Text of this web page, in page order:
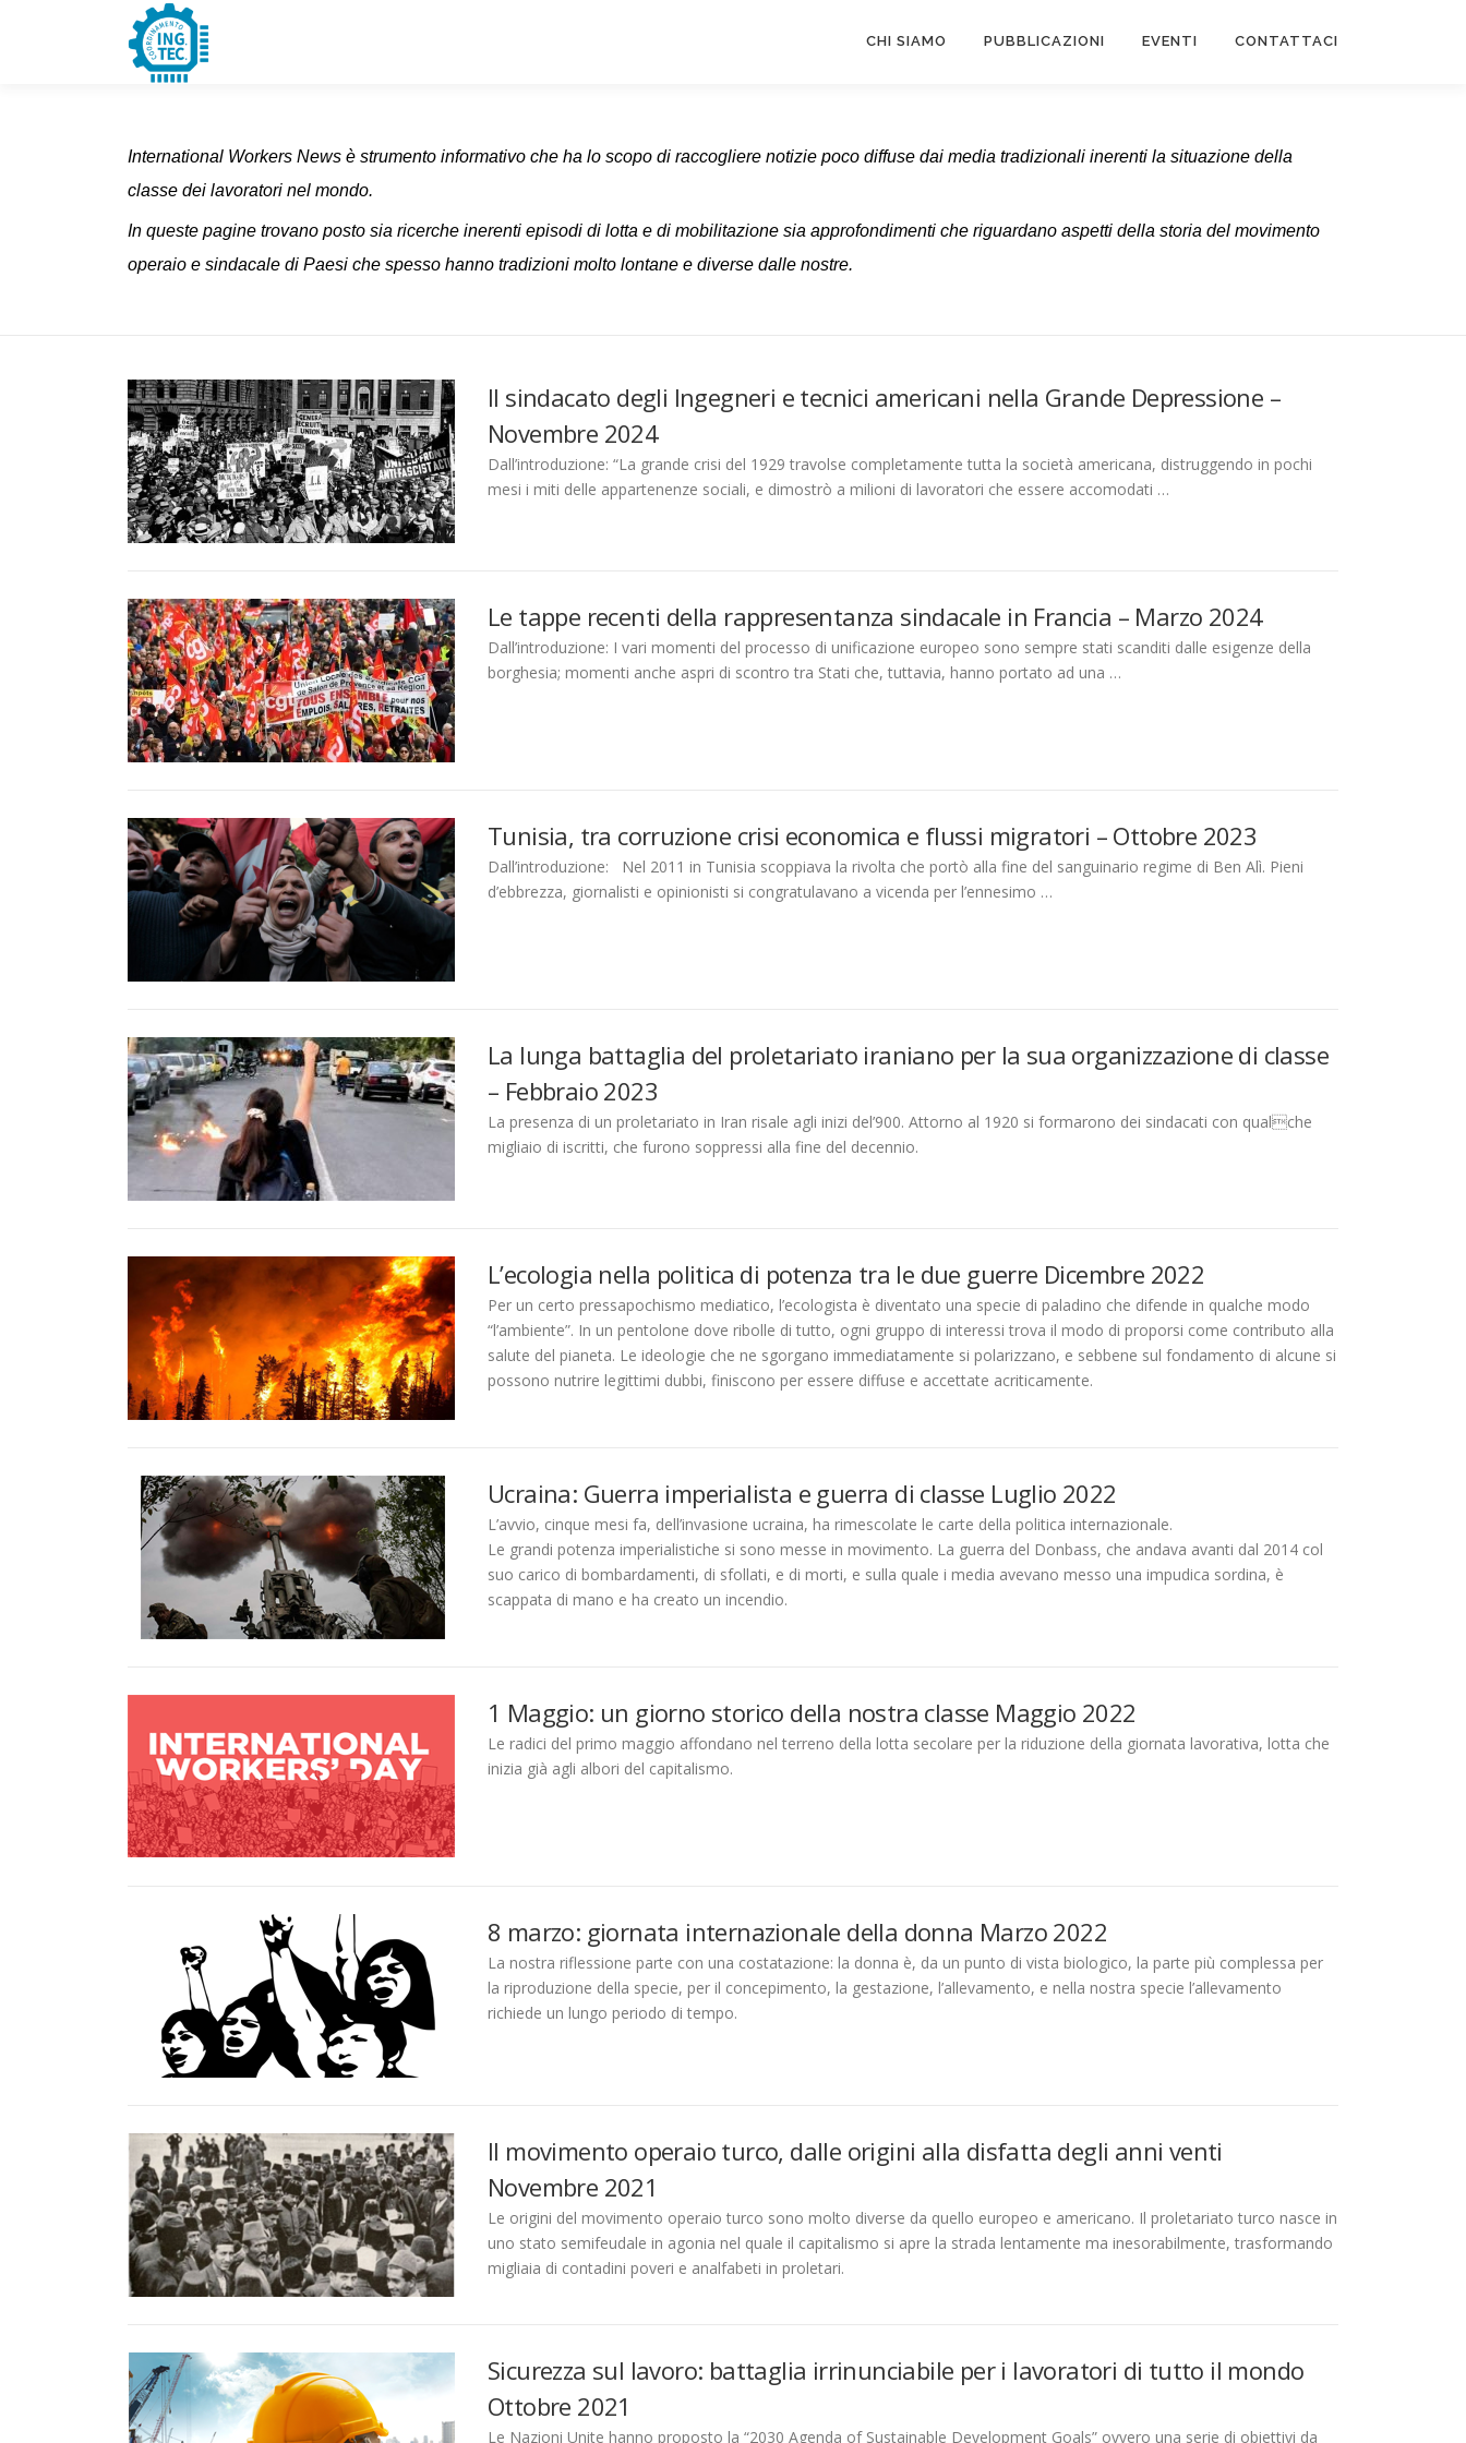
CHI SIAMO PUBBLICAZIONI EVENTI CONTATTACI
International Workers News è strumento informativo che ha lo scopo di raccogliere notizie poco diffuse dai media tradizionali inerenti la situazione della
classe dei lavoratori nel mondo.
In queste pagine trovano posto sia ricerche inerenti episodi di lotta e di mobilitazione sia approfondimenti che riguardano aspetti della storia del movimento
operaio e sindacale di Paesi che spesso hanno tradizioni molto lontane e diverse dalle nostre.
Il sindacato degli Ingegneri e tecnici americani nella Grande Depressione –
Novembre 2024
Dall’introduzione: “La grande crisi del 1929 travolse completamente tutta la società americana, distruggendo in pochi
mesi i miti delle appartenenze sociali, e dimostrò a milioni di lavoratori che essere accomodati …
Le tappe recenti della rappresentanza sindacale in Francia – Marzo 2024
Dall’introduzione: I vari momenti del processo di unificazione europeo sono sempre stati scanditi dalle esigenze della
borghesia; momenti anche aspri di scontro tra Stati che, tuttavia, hanno portato ad una …
Tunisia, tra corruzione crisi economica e flussi migratori – Ottobre 2023
Dall’introduzione: Nel 2011 in Tunisia scoppiava la rivolta che portò alla fine del sanguinario regime di Ben Alì. Pieni
d’ebbrezza, giornalisti e opinionisti si congratulavano a vicenda per l’ennesimo …
La lunga battaglia del proletariato iraniano per la sua organizzazione di classe
– Febbraio 2023
La presenza di un proletariato in Iran risale agli inizi del’900. Attorno al 1920 si formarono dei sindacati con qualche
migliaio di iscritti, che furono soppressi alla fine del decennio.
L’ecologia nella politica di potenza tra le due guerre Dicembre 2022
Per un certo pressapochismo mediatico, l’ecologista è diventato una specie di paladino che difende in qualche modo
“l’ambiente”. In un pentolone dove ribolle di tutto, ogni gruppo di interessi trova il modo di proporsi come contributo alla
salute del pianeta. Le ideologie che ne sgorgano immediatamente si polarizzano, e sebbene sul fondamento di alcune si
possono nutrire legittimi dubbi, finiscono per essere diffuse e accettate acriticamente.
Ucraina: Guerra imperialista e guerra di classe Luglio 2022
L’avvio, cinque mesi fa, dell’invasione ucraina, ha rimescolate le carte della politica internazionale.
Le grandi potenza imperialistiche si sono messe in movimento. La guerra del Donbass, che andava avanti dal 2014 col
suo carico di bombardamenti, di sfollati, e di morti, e sulla quale i media avevano messo una impudica sordina, è
scappata di mano e ha creato un incendio.
1 Maggio: un giorno storico della nostra classe Maggio 2022
Le radici del primo maggio affondano nel terreno della lotta secolare per la riduzione della giornata lavorativa, lotta che
inizia già agli albori del capitalismo.
8 marzo: giornata internazionale della donna Marzo 2022
La nostra riflessione parte con una costatazione: la donna è, da un punto di vista biologico, la parte più complessa per
la riproduzione della specie, per il concepimento, la gestazione, l’allevamento, e nella nostra specie l’allevamento
richiede un lungo periodo di tempo.
Il movimento operaio turco, dalle origini alla disfatta degli anni venti
Novembre 2021
Le origini del movimento operaio turco sono molto diverse da quello europeo e americano. Il proletariato turco nasce in
uno stato semifeudale in agonia nel quale il capitalismo si apre la strada lentamente ma inesorabilmente, trasformando
migliaia di contadini poveri e analfabeti in proletari.
Sicurezza sul lavoro: battaglia irrinunciabile per i lavoratori di tutto il mondo
Ottobre 2021
Le Nazioni Unite hanno proposto la “2030 Agenda of Sustainable Development Goals” ovvero una serie di obiettivi da